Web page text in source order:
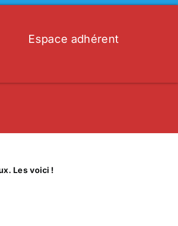
Espace adhérent
Les voici !